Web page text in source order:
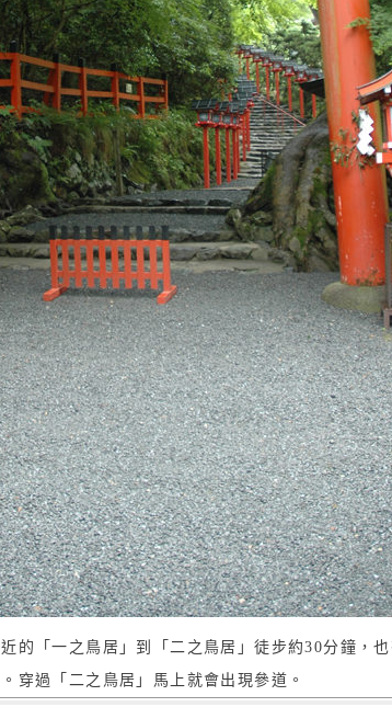
的「一之鳥居」到「二之鳥居」徒步約30分鐘，
穿過「二之鳥居」馬上就會出現參道。